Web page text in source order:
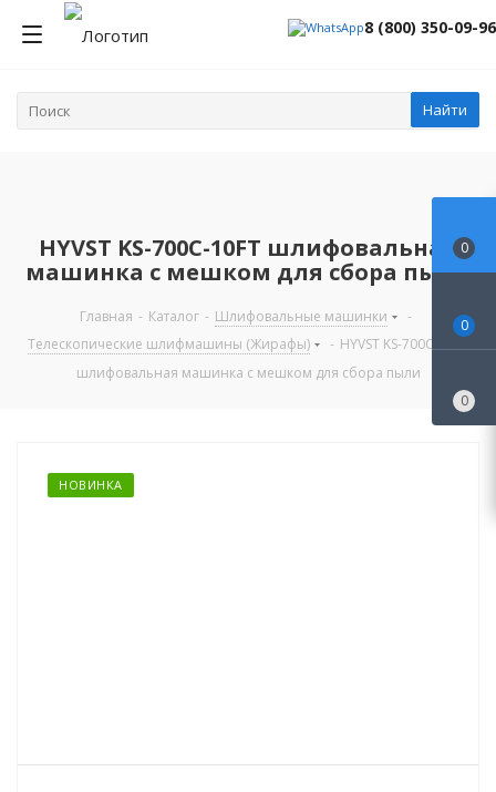
8 (800) 350-09-96
Найти
HYVST KS-700C-10FT шлифовальная
машинка с мешком для сбора пыли
Главная - Каталог - Шлифовальные машинки
-
Телескопические шлифмашины (Жирафы)
- HYVST KS-700C-10FT
шлифовальная машинка с мешком для сбора пыли
НОВИНКА
0
0
0